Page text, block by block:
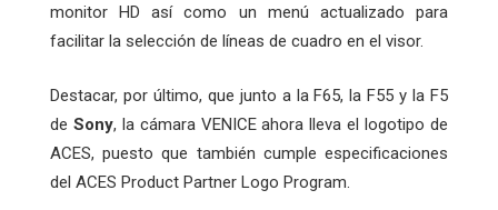
monitor HD así como un menú actualizado para
facilitar la selección de líneas de cuadro en el visor.
Destacar, por último, que junto a la F65, la F55 y la F5
de Sony, la cámara VENICE ahora lleva el logotipo de
ACES, puesto que también cumple especificaciones
del ACES Product Partner Logo Program.